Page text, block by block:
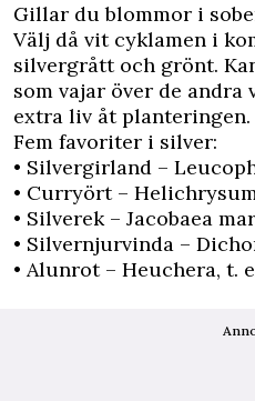
Gillar du blommor i
Välj då vit cyklamen i
silvergrått och grönt.
som vajar över de
extra liv åt planteringen.
Fem favoriter i silver:
• Silvergirland –
• Curryört –
• Silverek – Jacobaea
• Silvernjurvinda –
• Alunrot – Heuchera, t.